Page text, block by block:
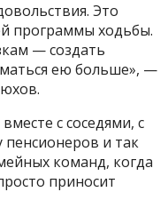
Это
программы ходьбы.
— создать
ею больше», —
с соседями, с
пенсионеров и так
команд, когда
приносит